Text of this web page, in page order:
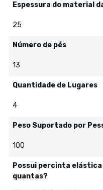
Espessura do material
25
Número de pés
13
Quantidade de Lugares
4
Peso Suportado por
100
Possui percinta elástica
quantas?